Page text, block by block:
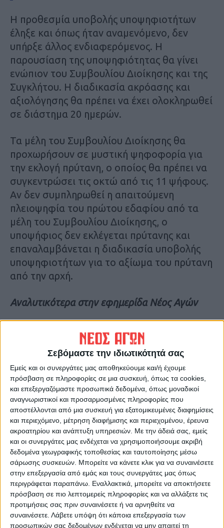
Σεβόμαστε την ιδιωτικότητά σας
Εμείς και οι συνεργάτες μας αποθηκεύουμε και/ή έχουμε
πρόσβαση σε πληροφορίες σε μια συσκευή, όπως τα cookies,
και επεξεργαζόμαστε προσωπικά δεδομένα, όπως μοναδικοί
αναγνωριστικοί και προσαρμοσμένες πληροφορίες που
αποστέλλονται από μια συσκευή για εξατομικευμένες διαφημίσεις
και περιεχόμενο, μέτρηση διαφήμισης και περιεχομένου, έρευνα
ακροατηρίου και ανάπτυξη υπηρεσιών. Με την άδειά σας, εμείς
και οι συνεργάτες μας ενδέχεται να χρησιμοποιήσουμε ακριβή
δεδομένα γεωγραφικής τοποθεσίας και ταυτοποίησης μέσω
σάρωσης συσκευών. Μπορείτε να κάνετε κλικ για να συναινέσετε
στην επεξεργασία από εμάς και τους συνεργάτες μας όπως
περιγράφεται παραπάνω. Εναλλακτικά, μπορείτε να αποκτήσετε
πρόσβαση σε πιο λεπτομερείς πληροφορίες και να αλλάξετε τις
προτιμήσεις σας πριν συναινέσετε ή να αρνηθείτε να
συναινέσετε. Λάβετε υπόψη ότι κάποια επεξεργασία των
προσωπικών σας δεδομένων ενδέχεται να μην απαιτεί τη
Η προθεσμία υποβολής υποψηφιοτήτων
έληξε και όπως ήταν αναμενόμενο, δεν
υπήρξε άλλος ενδιαφερόμενος. Η
παρουσίαση της υποψηφιότητας θα γίνει
ενώπιον του Συμβουλίου Διοίκησης και της
Συγκλήτου. Η διαδικασία ακρόασης και
αξιολόγησης θα πρέπει να έχει ολοκληρωθεί
σε διάστημα 20 ημερών.
Τα μέλη του Συμβουλίου Διοίκησης θα
προχωρήσουν σε μυστική ψηφοφορία για
την εκλογή πρύτανη, ο οποίος θα πρέπει να
συγκεντρώσει τις οκτώ από τις 11 ψήφους.
Αν δεν συμπληρωθεί η απαιτούμενη
πλειοψηφία του πρώτου εδαφίου από τα
μέλη του Συμβουλίου Διοίκησης, ο
υποψήφιος δεν εκλέγεται πρύτανης και
επαναλαμβάνεται η διαδικασία υποβολής
υποψηφιοτήτων για το αξίωμα του πρύτανη
από την αρχή.
Αναλυτικότερα στην εφημερίδα Νέος Αγών
Ακολούθησε την εφημερίδα ΝΕΟΣ
ΑΓΩΝ στο Google News!
Όλες οι εξελίξεις στην περιοχή της
Καρδίτσας και ευρύτερα της Θεσσαλίας
ΠΡΟΗΓΟΥΜΕΝΟ ΑΡΘΡΟ
Στο πρόγραμμα Dentist Pass
όλοι οι οδοντίατροι της
Καρδίτσας
ΕΠΟΜΕΝΟ ΑΡΘΡΟ
Βενετία: Λύθηκε το μυστήριο
- Τι ήταν αυτό που έκανε
πράσινο το νερό στο Μεγάλο
Κανάλι